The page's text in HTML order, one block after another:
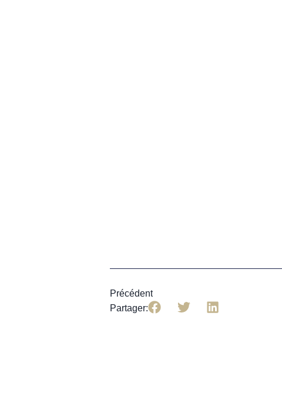
Précédent
Partager: